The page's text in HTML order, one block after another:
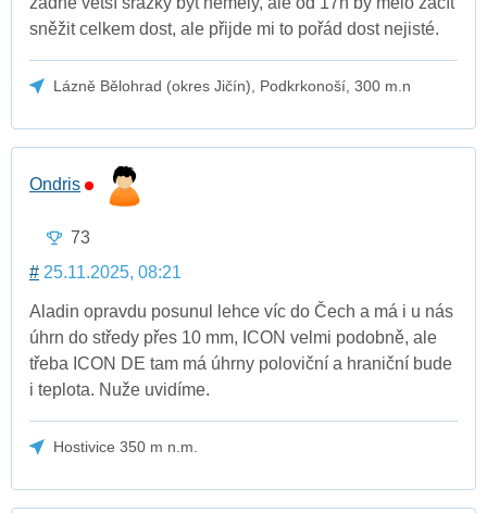
sněžit celkem dost, ale přijde mi to pořád dost nejisté.
Lázně Bělohrad (okres Jičín), Podkrkonoší, 300 m.n
Ondris
73
# 25.11.2025, 08:21
Aladin opravdu posunul lehce víc do Čech a má i u nás
úhrn do středy přes 10 mm, ICON velmi podobně, ale
třeba ICON DE tam má úhrny poloviční a hraniční bude
i teplota. Nuže uvidíme.
Hostivice 350 m n.m.